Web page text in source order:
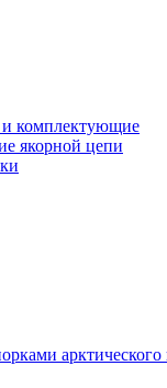
комплектующие
якорной цепи